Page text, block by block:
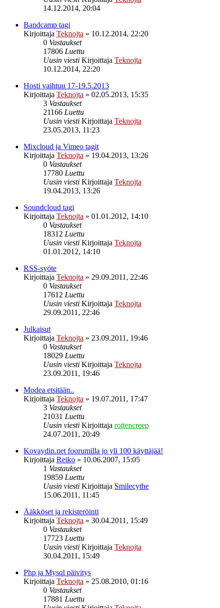
14.12.2014, 20:04
Bandcamp tagi
Kirjoittaja Teknojta » 10.12.2014, 22:20
0 Vastaukset
17806 Luettu
Uusin viesti Kirjoittaja Teknojta
10.12.2014, 22:20
Hosti vaihtuu 17-19.5.2013
Kirjoittaja Teknojta » 02.05.2013, 15:35
3 Vastaukset
21166 Luettu
Uusin viesti Kirjoittaja Teknojta
23.05.2013, 11:23
Mixcloud ja Vimeo tagit
Kirjoittaja Teknojta » 19.04.2013, 13:26
0 Vastaukset
17780 Luettu
Uusin viesti Kirjoittaja Teknojta
19.04.2013, 13:26
Soundcloud tagi
Kirjoittaja Teknojta » 01.01.2012, 14:10
0 Vastaukset
18312 Luettu
Uusin viesti Kirjoittaja Teknojta
01.01.2012, 14:10
RSS-syöte
Kirjoittaja Teknojta » 29.09.2011, 22:46
0 Vastaukset
17612 Luettu
Uusin viesti Kirjoittaja Teknojta
29.09.2011, 22:46
Julkaisut
Kirjoittaja Teknojta » 23.09.2011, 19:46
0 Vastaukset
18029 Luettu
Uusin viesti Kirjoittaja Teknojta
23.09.2011, 19:46
Modea etsitään..
Kirjoittaja Teknojta » 19.07.2011, 17:47
3 Vastaukset
21031 Luettu
Uusin viesti Kirjoittaja rottencreep
24.07.2011, 20:49
Kovaydin.net foorumilla jo yli 100 käyttäjää!
Kirjoittaja Reiko » 10.06.2007, 15:05
1 Vastaukset
19859 Luettu
Uusin viesti Kirjoittaja Smilecythe
15.06.2011, 11:45
Ääkköset ja rekisteröinti
Kirjoittaja Teknojta » 30.04.2011, 15:49
0 Vastaukset
17723 Luettu
Uusin viesti Kirjoittaja Teknojta
30.04.2011, 15:49
Php ja Mysql päivitys
Kirjoittaja Teknojta » 25.08.2010, 01:16
0 Vastaukset
17881 Luettu